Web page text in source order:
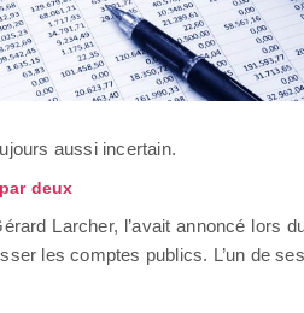
aussi incertain.
deux
Larcher, l’avait annoncé lors
les comptes publics. L’un de